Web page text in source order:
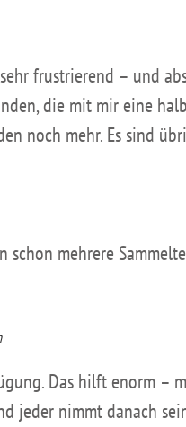
frustrierend – und
die mit mir eine
noch mehr. Es sind
mehrere
Das hilft enorm –
nimmt danach